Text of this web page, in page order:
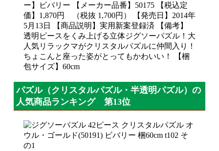
ー】ビバリー 【メーカー品番】50175 【税込定
価】1,870円 （税抜 1,700円） 【発売日】2014年
5月13日 【商品説明】実用新案登録済 【備考】
透明ピースをくみ上げる立体ジグソーパズル！大
人気リラックマがクリスタルパズルに仲間入り！
ちょこんと座った姿がとってもかわいい！ 【梱
包サイズ】60cm
パズル（クリスタルパズル・半透明パズル）の
人気商品ランキング 第13位